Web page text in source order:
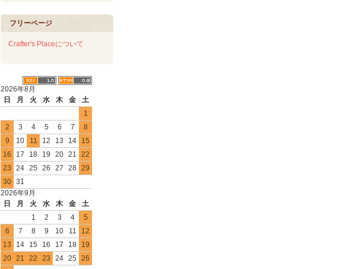
フリーページ
Crafter's Placeについて
2026年8月
日
月 火 水 木 金
土
1
2
3 4 5 6 7
8
9
10 11 12 13 14
15
16
17 18 19 20 21
22
23
24 25 26 27 28 29
30 31
2026年9月
日
月 火 水 木 金
土
1
2 3 4
5
6
7 8 9 10 11
12
13
14 15 16 17 18
19
20 21 22 23 24 25
26